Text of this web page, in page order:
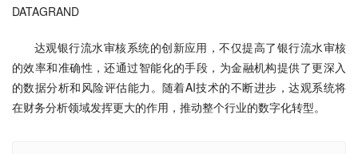
DATAGRAND
达观银行流水审核系统的创新应用，不仅提高了银行流水审核
的效率和准确性，还通过智能化的手段，为金融机构提供了更深入
的数据分析和风险评估能力。随着AI技术的不断进步，达观系统将
在财务分析领域发挥更大的作用，推动整个行业的数字化转型。